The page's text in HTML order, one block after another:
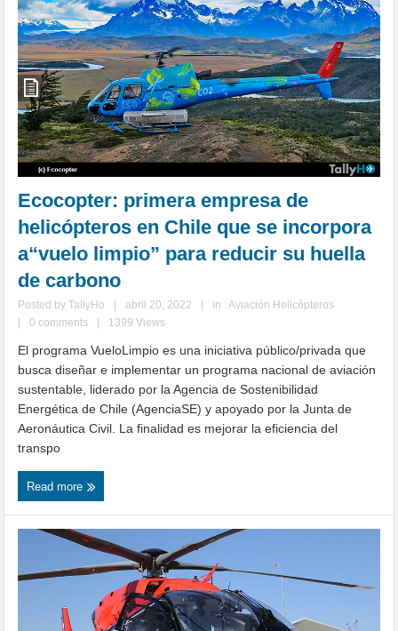
Ecocopter: primera empresa de
helicópteros en Chile que se incorpora
a“vuelo limpio” para reducir su huella
de carbono
Posted byTallyHo abril 20, 2022 in :Aviación Helicópteros
0 comments 1399 Views
El programa VueloLimpio es una iniciativa público/privada que
busca diseñar e implementar un programa nacional de aviación
sustentable, liderado por la Agencia de Sostenibilidad
Energética de Chile (AgenciaSE) y apoyado por la Junta de
Aeronáutica Civil. La finalidad es mejorar la eficiencia del
transpo
Read more